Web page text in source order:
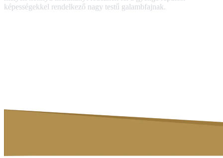
képességekkel rendelkező nagy testű galambfajnak.